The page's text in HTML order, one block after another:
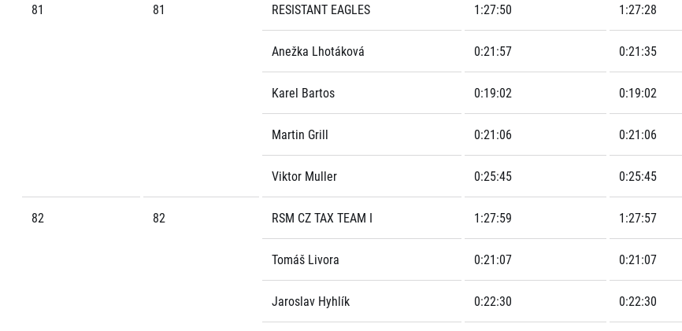
81 81 RESISTANT EAGLES 1:27:50 1:27:28
Anežka Lhotáková 0:21:57 0:21:35
Karel Bartos 0:19:02 0:19:02
Martin Grill 0:21:06 0:21:06
Viktor Muller 0:25:45 0:25:45
82 82 RSM CZ TAX TEAM I 1:27:59 1:27:57
Tomáš Livora 0:21:07 0:21:07
Jaroslav Hyhlík 0:22:30 0:22:30